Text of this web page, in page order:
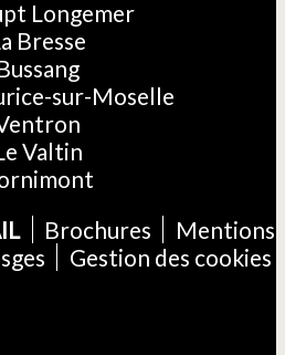
Longemer
Bresse
sur-Moselle
Valtin
Brochures
Mentions
Gestion des cookies